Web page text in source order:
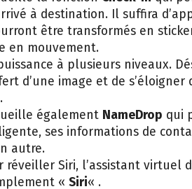
à destination. Il suffira
être transformés en
en mouvement.
à plusieurs niveaux.
d’une image et de
également NameDrop qui
ses informations de
autre.
réveiller Siri, l’assistant virtuel
« Siri« .